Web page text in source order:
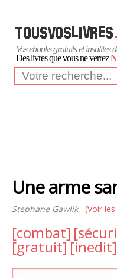
Vos ebooks gratuits et insolites
Des livres que vous ne verrez
Une arme
Stephane Gawlik(Voir
[combat]
[gratuit][inedit]